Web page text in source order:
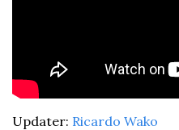
Updater: Ricardo Wako